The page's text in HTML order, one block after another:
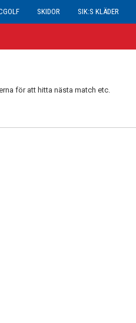
SKIDOR SIK:S KLÄDER
för att hitta nästa match etc.